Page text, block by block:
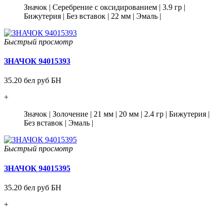
Значок | Серебрение с оксидированием | 3.9 гр |
Бижутерия | Без вставок | 22 мм | Эмаль |
Быстрый просмотр
ЗНАЧОК 94015393
35.20 бел руб БН
+
Значок | Золочение | 21 мм | 20 мм | 2.4 гр | Бижутерия |
Без вставок | Эмаль |
Быстрый просмотр
ЗНАЧОК 94015395
35.20 бел руб БН
+